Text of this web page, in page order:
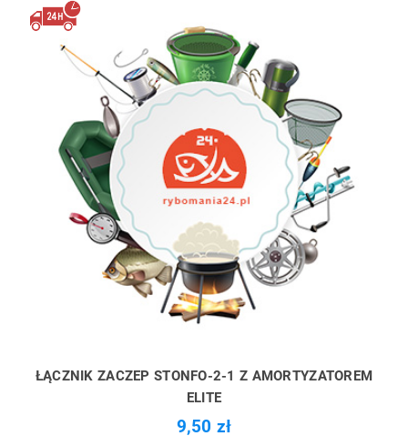
ŁĄCZNIK ZACZEP STONFO-2-1 Z AMORTYZATOREM
ELITE
9,50 zł